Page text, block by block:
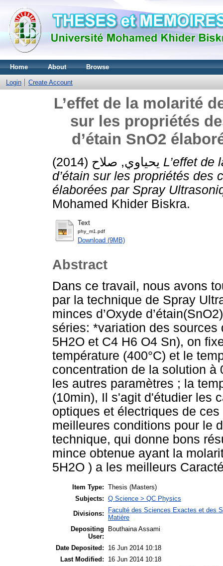
Home About Browse
Login Create Account
L’effet de la molarité
sur les propriétés
d’étain SnO2
يحياوي, صلاح L’effet de
d’étain sur les propriétés des
élaborées par Spray
Mohamed Khider Biskra.
Text
phy_m1.pdf
Download (9MB)
Abstract
Dans ce travail, nous avons
par la technique de Spray
minces d’Oxyde
séries: *variation des sources
5H2O et C4 H6 O4 Sn), on
température (400°C) et le
concentration de la solution à
les autres paramètres ; la
(10min), Il s'agit d'étudier les
optiques et électriques de
meilleures conditions pour le
technique, qui donne bons
mince obtenue ayant la
5H2O ) a les meilleurs
Item Type: Thesis (Masters)
Subjects: Q Science > QC Physics
Divisions:
Faculté des Sciences Exactes et des
Matière
Depositing
User:
Bouthaina Assami
Date Deposited:
16 Jun 2014 10:18
Last Modified:
16 Jun 2014 10:18